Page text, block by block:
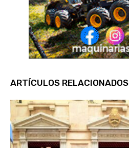
ARTÍCULOS RELACIONADOS